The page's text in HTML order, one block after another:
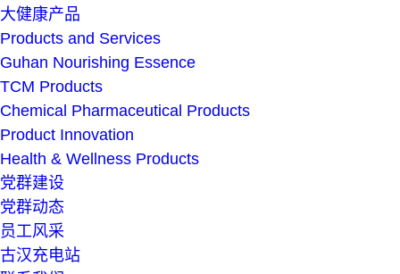
大健康产品
Products and Services
Guhan Nourishing Essence
TCM Products
Chemical Pharmaceutical Products
Product Innovation
Health & Wellness Products
党群建设
党群动态
员工风采
古汉充电站